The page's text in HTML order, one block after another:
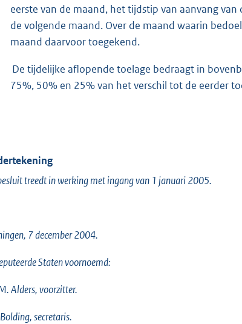
eerste van de maand, het tijdstip van aanvang
de volgende maand. Over de maand waarin
maand daarvoor toegekend.
De tijdelijke aflopende toelage bedraagt in
75%, 50% en 25% van het verschil tot de eerder
treedt in werking met ingang van 1 januari 2005.
7 december 2004.
Staten voornoemd:
Alders, voorzitter.
secretaris.